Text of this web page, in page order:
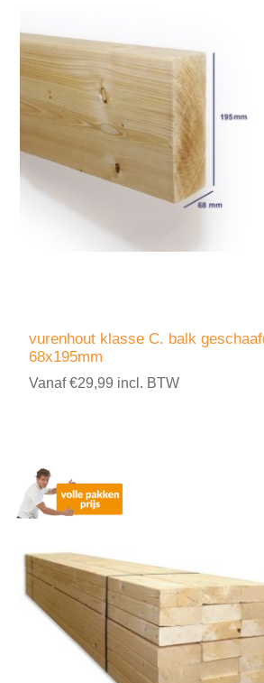
vurenhout klasse C. balk
68x195mm
Vanaf €29,99 incl. BTW